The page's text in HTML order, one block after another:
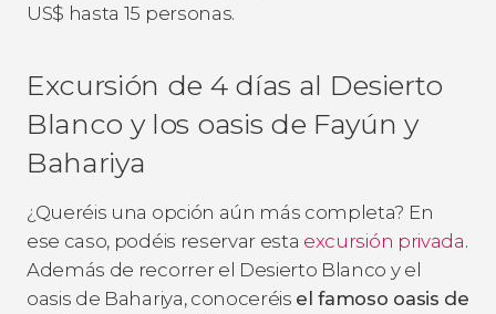
US$ hasta 15 personas.
Excursión de 4 días al Desierto
Blanco y los oasis de Fayún y
Bahariya
¿Queréis una opción aún más completa? En
ese caso, podéis reservar esta excursión privada.
Además de recorrer el Desierto Blanco y el
oasis de Bahariya, conoceréis el famoso oasis de